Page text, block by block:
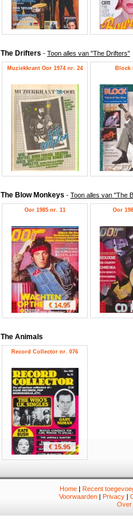
The Drifters - Toon alles van "The Drifters"
Muziekkrant Oor 1974 nr. 24 Block
The Blow Monkeys - Toon alles van "The
Oor 1985 nr. 11
€ 14.95
Oor
The Animals
Record Collector nr. 076
€ 15.95
Home| Recent
Voorwaarden | Privacy |
Over